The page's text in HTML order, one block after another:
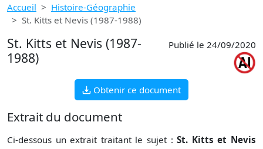
Accueil
Histoire-Géographie
St. Kitts et Nevis (1987-1988)
St. Kitts et Nevis (1987-
1988)
Publié le 24/09/2020
Obtenir ce document
Extrait du document
Ci-dessous un extrait traitant le sujet :St. Kitts et Nevis